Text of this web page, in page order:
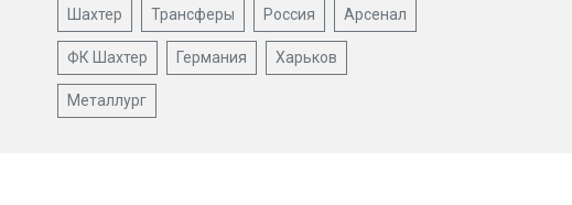
Шахтер Трансферы Россия Арсенал
ФК Шахтер Германия Харьков
Металлург